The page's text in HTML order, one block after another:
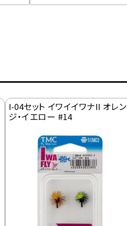
I-04セット イワイイワナII オレン
ジ・イエロー #14